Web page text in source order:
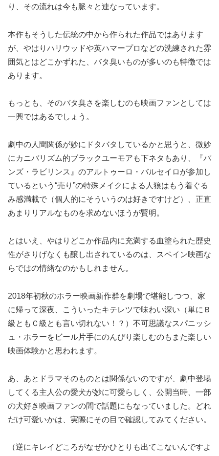
り、その流れは今も脈々と連なっています。
本作もそうした伝統の中から作られた作品ではあります
が、やはりハリウッドや英ハマープロなどの洗練された雰
囲気とはどこかずれた、バタ臭いものが多いのも特徴では
あります。
もっとも、そのバタ臭さを楽しむのも映画ファンとしては
一興ではあるでしょう。
劇中の人間関係が妙にドタバタしているかと思うと、微妙
にカニバリズム的ブラックユーモアも下ネタもあり、『パ
ンズ・ラビリンス』のアルトゥーロ・バルセイロが参加し
ているという“売り”の特殊メイクによる人狼はもう着ぐる
み感満載で（個人的にそういうのは好きですけど）、正直
あまりリアルなものを求めないほうが賢明。
とはいえ、やはりどこか作品内に充満する血塗られた歴史
性がさりげなくも醸し出されているのは、スペイン映画な
らではの情緒なのかもしれません。
2018年初秋のホラー映画新作群を劇場で堪能しつつ、家
に帰って深夜、こういったキテレツで味わい深い（単にＢ
級ともＣ級とも言い切れない！？）不可思議なスパニッシ
ュ・ホラーをビール片手にのんびり楽しむのもまた楽しい
映画体験かと思われます。
あ、あとドラマそのものとは関係ないのですが、劇中登場
してくる主人公の愛犬が妙に可愛らしく、公開当時、一部
の犬好き映画ファンの間で話題にもなっていました。どれ
だけ可愛いかは、実際にその目で確認してみてください。
（逆にキレイどころがなぜかひとりも出てこないんですよ